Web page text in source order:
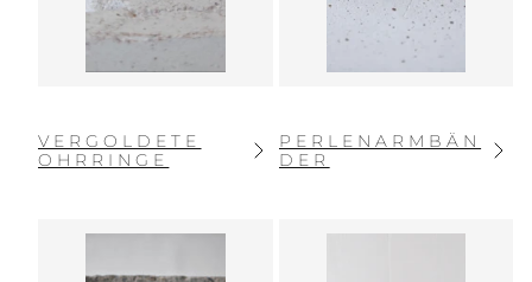
VERGOLDETE
OHRRINGE
PERLENARMBÄN
DER